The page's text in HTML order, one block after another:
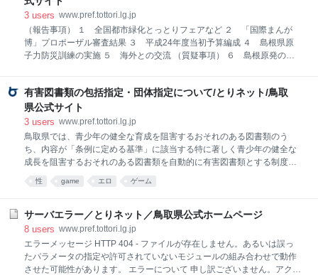
検索ボックスから検索をお願いします。 リンクをクリックしてこのペー
ジに到達された場合は、リンクが切れていますので、リンク元のアドレ
ス（本エラーページのアドレスではなく、クリックされたアドレス）を
担当の所属までご連絡くださいますようお願いします。 なお、担当の所
3 users www.pref.tottori.lg.jp
（報告事項） １ 全国都市緑化とっとりフェアなど ２ 「国際まんが
博」プロポーザル審査結果 ３ 平成24年度当初予算編成 ４ 島根県原
子力防災訓練の実施 ５ 海外との交流 （質疑事項） ６ 島根原発の全
のあり方再提案 11 社会保障と税の一体改革の政府統一見解 12 ＣＯ
Ｐ17と環境政策見直し ●知事 皆さん、こんにちは。今日、こちらの方に
飾らせていただいておりますのが、来年、2013年に開かれます鳥取市に
おける湖山の[第30回全国]都市緑化[とっとり]フェア、これをいろいろと
売り出そうということで、この都市緑化フェアは、私ども鳥取県、ある
いは鳥取市、さらに関係者が皆一緒になりまして今、開催の準備をして
有害図書類の包括指定・団体指定について/とりネット/鳥取
県公式サイト
3 users www.pref.tottori.lg.jp
鳥取県では、青少年の健全な育成を阻害するおそれのある図書類のう
ち、内容が「条例に定める基準」に該当する特に著しく青少年の健全な
成長を阻害するおそれのある図書類を自動的に有害図書類とする制度で
あり、有害図書類の影響から効果的に青少年を保護しようとするもので
す。 鳥取県青少年健全育成条例第１３条第４項に定める基準 書籍、雑誌
行為、わいせつ行為若しくは性欲に基づく変態的行為を被写体とした写
真又は描写した絵で規則で定めるものを掲載するページ（表紙を含む。
以下同じ。）の数が２０ページ以上あるもの又は当該書籍、雑誌その他
の刊行物のページの総数の５分の１以上を占めるもの ビデオテープ・Ｃ
Ｄ－ＲＯＭ・ＤＶＤ等 全裸若しくは半裸の状態での卑わいな姿態又は性
性 game エロ ゲーム
サーバエラー／とりネット／鳥取県公式ホームページ
8 users www.pref.tottori.lg.jp
エラーメッセージ HTTP 404 - ファイルが存在しません。あるいは誤っ
たパラメータの指定や許可されていないモジュールの組み合わせで動作
させた可能性があります。 エラーについて 申し訳ございません。アクセ